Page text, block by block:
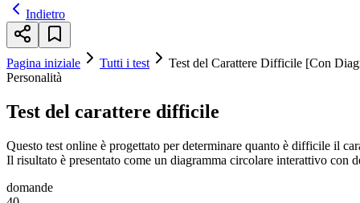
Indietro
Pagina iniziale Tutti i test
Test del Carattere Difficile [Con
Personalità
Test del carattere difficile
Questo test online è progettato per determinare quanto è difficile il
Il risultato è presentato come un diagramma circolare interattivo con
domande